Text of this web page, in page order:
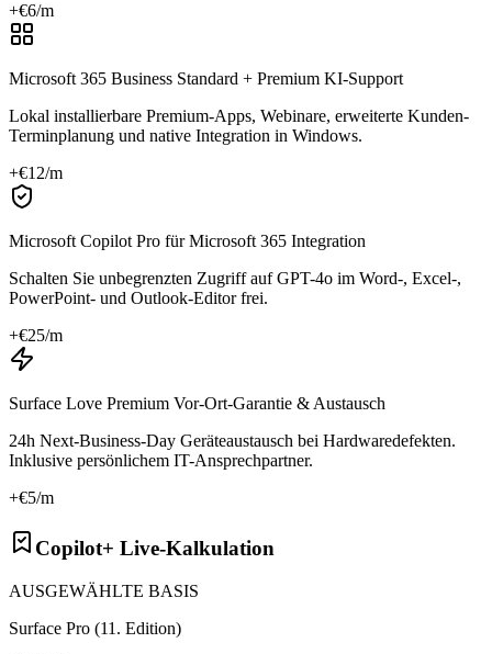
+€6/m
Microsoft 365 Business Standard + Premium KI-Support
Lokal installierbare Premium-Apps, Webinare, erweiterte Kunden-
Terminplanung und native Integration in Windows.
+€12/m
Microsoft Copilot Pro für Microsoft 365 Integration
Schalten Sie unbegrenzten Zugriff auf GPT-4o im Word-, Excel-,
PowerPoint- und Outlook-Editor frei.
+€25/m
Surface Love Premium Vor-Ort-Garantie & Austausch
24h Next-Business-Day Geräteaustausch bei Hardwaredefekten.
Inklusive persönlichem IT-Ansprechpartner.
+€5/m
Copilot+ Live-Kalkulation
AUSGEWÄHLTE BASIS
Surface Pro (11. Edition)